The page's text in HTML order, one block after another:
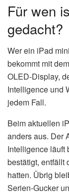
Für wen
gedacht?
Wer ein iPad
bekommt mit
OLED-Display,
Intelligence und
jedem Fall.
Beim aktuellen
anders aus. Der
Intelligence läuft
bestätigt, entfällt
hatten. Übrig
Serien-Gucker